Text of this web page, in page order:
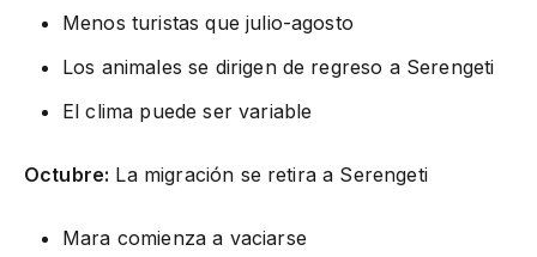
Menos turistas que julio-agosto
Los animales se dirigen de regreso a Serengeti
El clima puede ser variable
Octubre: La migración se retira a Serengeti
Mara comienza a vaciarse